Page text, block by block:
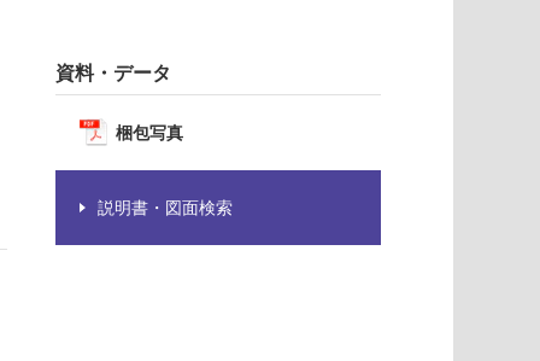
資料・データ
梱包写真
説明書・図面検索